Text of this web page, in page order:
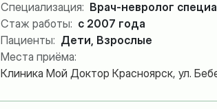
Специализация: Врач-невролог
Стаж работы: с 2007 года
Пациенты: Дети, Взрослые
Места приёма:
Клиника Мой Доктор Красноярск, ул.